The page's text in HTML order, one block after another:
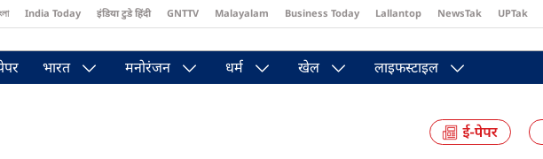
India Today इंडिया टुडे हिंदी GNTTV Malayalam Business Today Lallantop NewsTak UPTak
भारत मनोरंजन धर्म खेल लाइफस्टाइल